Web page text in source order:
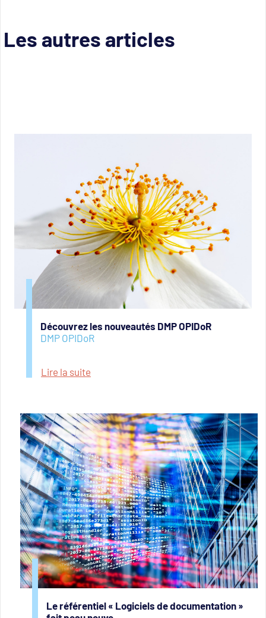
Les autres articles
Découvrez les nouveautés DMP OPIDoR
DMP OPIDoR
Lire la suite
Le référentiel « Logiciels de documentation »